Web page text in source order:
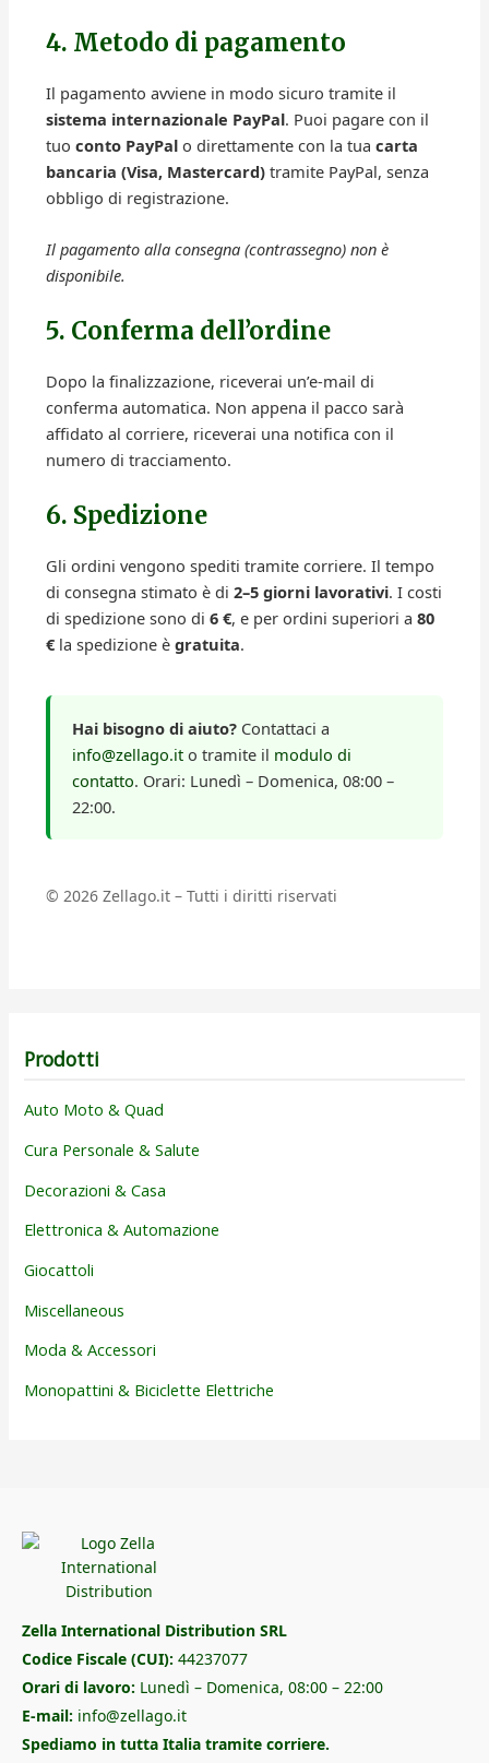
Prodotti
Auto Moto & Quad
Cura Personale & Salute
Decorazioni & Casa
Elettronica & Automazione
Giocattoli
Miscellaneous
Moda & Accessori
Monopattini & Biciclette Elettriche
4. Metodo di pagamento
Il pagamento avviene in modo sicuro tramite il
sistema internazionale PayPal. Puoi pagare con il
tuoconto PayPal o direttamente con la tuacarta
bancaria (Visa, Mastercard) tramite PayPal, senza
obbligo di registrazione.
Il pagamento alla consegna (contrassegno) non è
disponibile.
5. Conferma dell’ordine
Dopo la finalizzazione, riceverai un’e-mail di
conferma automatica. Non appena il pacco sarà
affidato al corriere, riceverai una notifica con il
numero di tracciamento.
6. Spedizione
Gli ordini vengono spediti tramite corriere. Il tempo
di consegna stimato è di2–5 giorni lavorativi. I costi
di spedizione sono di6 €, e per ordini superiori a80
€ la spedizione ègratuita.
Hai bisogno di aiuto? Contattaci a
info@zellago.it o tramite il modulo di
contatto. Orari: Lunedì – Domenica, 08:00 –
22:00.
©2026 Zellago.it – Tutti i diritti riservati
Zella International Distribution SRL
Codice Fiscale (CUI): 44237077
Orari di lavoro: Lunedì – Domenica, 08:00 – 22:00
E-mail: info@zellago.it
Spediamo in tutta Italia tramite corriere.